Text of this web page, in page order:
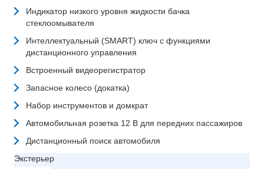
Индикатор низкого уровня жидкости бачка
стеклоомывателя
Интеллектуальный (SMART) ключ с функциями
дистанционного управления
Встроенный видеорегистратор
Запасное колесо (докатка)
Набор инструментов и домкрат
Автомобильная розетка 12 В для передних пассажиров
Дистанционный поиск автомобиля
Экстерьер